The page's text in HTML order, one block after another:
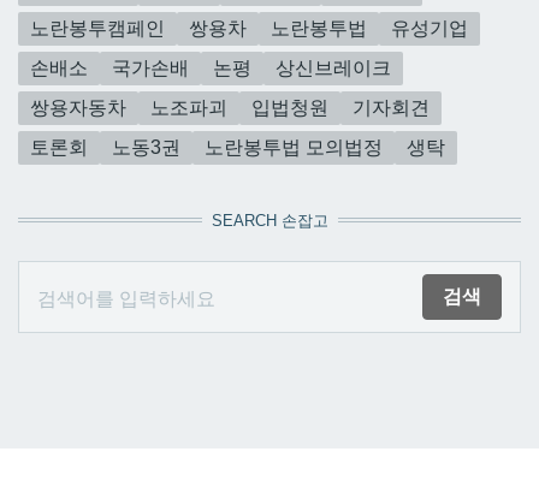
노란봉투캠페인
쌍용차 노란봉투법
유성기업
손배소
국가손배 논평
상신브레이크
쌍용자동차
노조파괴 입법청원
기자회견
토론회
노동3권 노란봉투법 모의법정 생탁
SEARCH 손잡고